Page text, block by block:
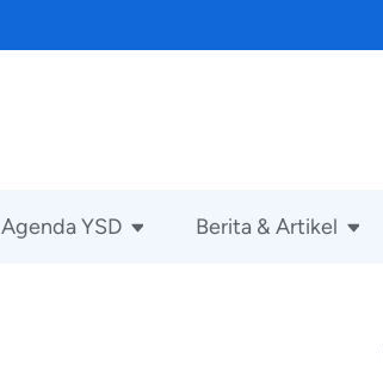
Agenda YSD Berita & Artikel